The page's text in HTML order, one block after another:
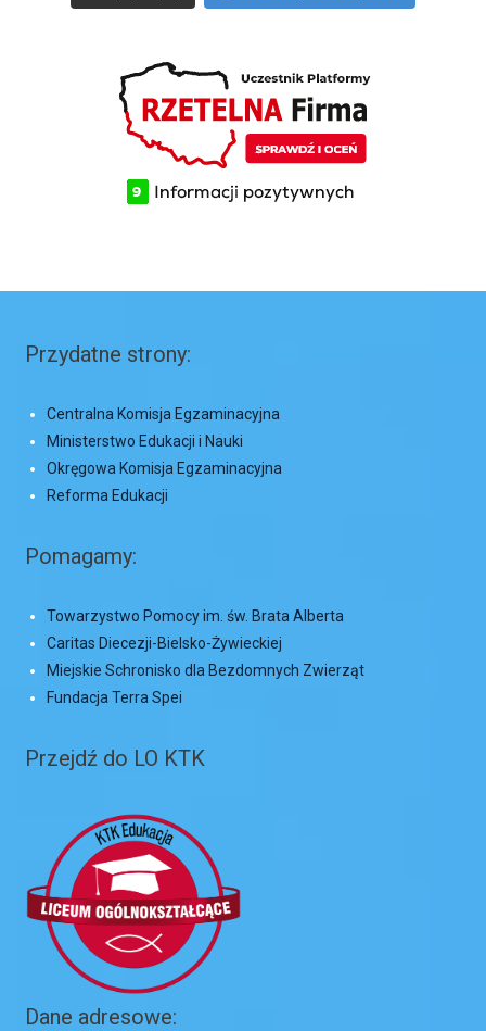
Przydatne strony:
Centralna Komisja Egzaminacyjna
Ministerstwo Edukacji i Nauki
Okręgowa Komisja Egzaminacyjna
Reforma Edukacji
Pomagamy:
Towarzystwo Pomocy im. św. Brata Alberta
Caritas Diecezji-Bielsko-Żywieckiej
Miejskie Schronisko dla Bezdomnych Zwierząt
Fundacja Terra Spei
Przejdź do LO KTK
Dane adresowe: